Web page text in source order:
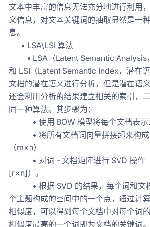
文本中丰富的信息无法充分地进行利用
义信息，对文本关键词的抽取显然是一
息。
• LSA\LSI 算法
• LSA（Latent Semantic Analysis，
和 LSI（Latent Semantic Index，潜在
文档的潜在语义进行分析，但是潜在语义
还会利用分析的结果建立相关的索引，
同一种算法。其步骤为：
• 使用 BOW 模型将每个文档表示
• 将所有文档词向量拼接起来构成
（m×n）
• 对词 - 文档矩阵进行 SVD 操作
[r×n]）。
• 根据 SVD 的结果，每个词和文
个主题构成的空间中的一个点，通过计
相似度，可以得到每个文档中对每个词
相似度最高的一个词即为文档的关键词。